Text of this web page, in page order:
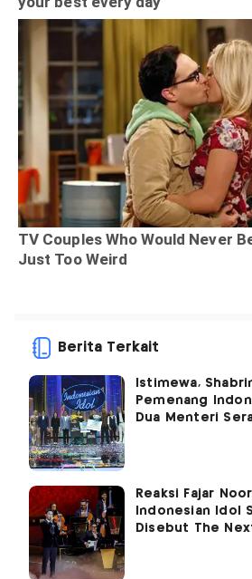
Berita Terkait
Istimewa,
Pemenang
Dua Menteri
Reaksi Fajar
Indonesian Idol
Disebut The